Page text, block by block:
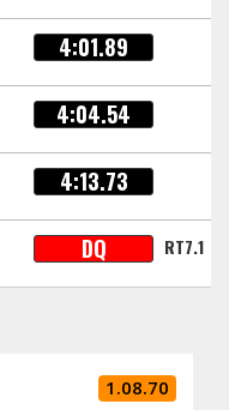
4:01.89
4:04.54
4:13.73
DQ RT7.1
1.08.70